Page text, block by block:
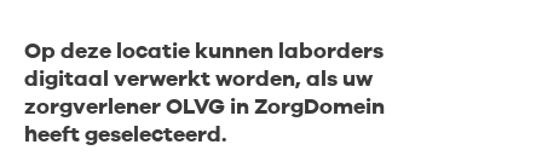
Op deze locatie kunnen laborders
digitaal verwerkt worden, als uw
zorgverlener OLVG in ZorgDomein
heeft geselecteerd.